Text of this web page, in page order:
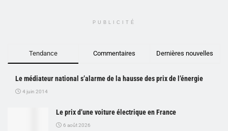
PUBLICITÉ
Tendance Commentaires Dernières nouvelles
Le médiateur national s’alarme de la hausse des prix de l’énergie
4 juin 2014
Le prix d’une voiture électrique en France
6 août 2026